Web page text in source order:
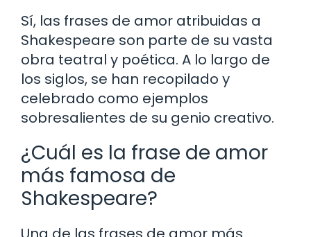
Sí, las frases de amor atribuidas a
Shakespeare son parte de su vasta
obra teatral y poética. A lo largo de
los siglos, se han recopilado y
celebrado como ejemplos
sobresalientes de su genio creativo.
¿Cuál es la frase de amor
más famosa de
Shakespeare?